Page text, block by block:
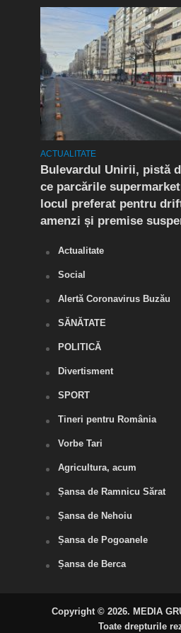
ACTUALITATE
Bulevardul Unirii, pistă
ce parcările
locul preferat pentru
amenzi și premise
Actualitate
Social
Alertă Coronavirus Buzău
SĂNĂTATE
POLITICĂ
Divertisment
SPORT
Tineri pentru România
Vorbe Tari
Agricultura, acum
Șansa de Ramnicu Sărat
Șansa de Nehoiu
Șansa de Pogoanele
Șansa de Berca
Copyright © 2026. MEDIA
Toate drepturile